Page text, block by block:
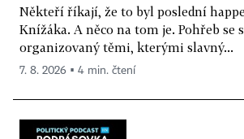
Někteří říkají, že to byl poslední
Knížáka. A něco na tom je. Pohřeb
organizovaný těmi, kterými slavný...
7. 8. 2026 ▪ 4 min. čtení